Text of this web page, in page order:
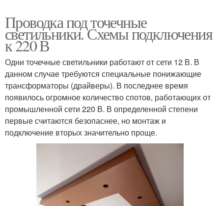
Проводка под точечные
светильники. Схемы подключения
к 220 В
Одни точечные светильники работают от сети 12 В. В
данном случае требуются специальные понижающие
трансформаторы (драйверы). В последнее время
появилось огромное количество спотов, работающих от
промышленной сети 220 В. В определенной степени
первые считаются безопаснее, но монтаж и
подключение вторых значительно проще.